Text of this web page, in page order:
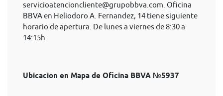
servicioatencioncliente@grupobbva.com . Oficina
BBVA en Heliodoro A. Fernandez, 14 tiene siguiente
horario de apertura. De lunes a viernes de 8:30 a
14:15h.
Ubicacion en Mapa de Oficina BBVA №5937